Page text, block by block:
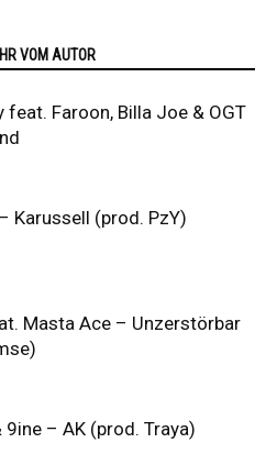
VOM AUTOR
feat. Faroon, Billa Joe & OGT
Karussell (prod. PzY)
Masta Ace – Unzerstörbar
9ine – AK (prod. Traya)